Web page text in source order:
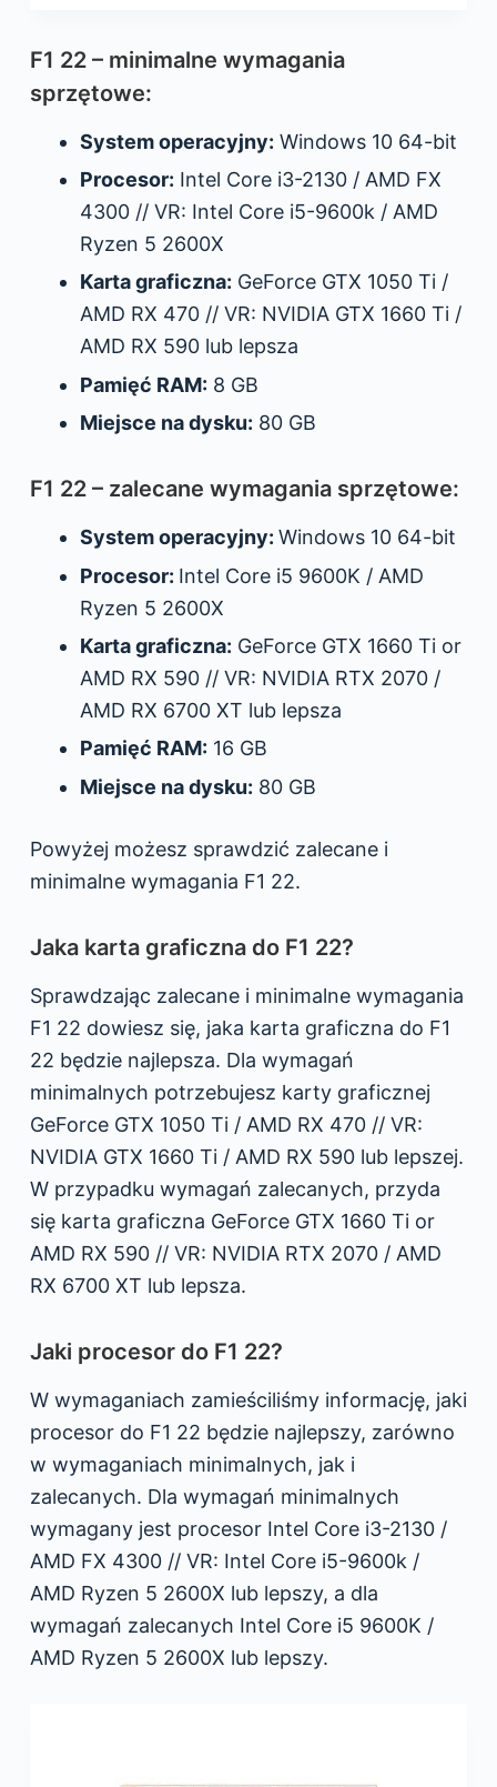
F1 22 – minimalne wymagania
sprzętowe:
System operacyjny: Windows 10 64-bit
Procesor: Intel Core i3-2130 / AMD FX
4300 // VR: Intel Core i5-9600k / AMD
Ryzen 5 2600X
Karta graficzna: GeForce GTX 1050 Ti /
AMD RX 470 // VR: NVIDIA GTX 1660 Ti /
AMD RX 590 lub lepsza
Pamięć RAM: 8 GB
Miejsce na dysku: 80 GB
F1 22 – zalecane wymagania sprzętowe:
System operacyjny: Windows 10 64-bit
Procesor: Intel Core i5 9600K / AMD
Ryzen 5 2600X
Karta graficzna: GeForce GTX 1660 Ti or
AMD RX 590 // VR: NVIDIA RTX 2070 /
AMD RX 6700 XT lub lepsza
Pamięć RAM: 16 GB
Miejsce na dysku: 80 GB
Powyżej możesz sprawdzić zalecane i
minimalne wymagania F1 22.
Jaka karta graficzna do F1 22?
Sprawdzając zalecane i minimalne wymagania
F1 22 dowiesz się, jaka karta graficzna do F1
22 będzie najlepsza. Dla wymagań
minimalnych potrzebujesz karty graficznej
GeForce GTX 1050 Ti / AMD RX 470 // VR:
NVIDIA GTX 1660 Ti / AMD RX 590 lub lepszej.
W przypadku wymagań zalecanych, przyda
się karta graficzna GeForce GTX 1660 Ti or
AMD RX 590 // VR: NVIDIA RTX 2070 / AMD
RX 6700 XT lub lepsza.
Jaki procesor do F1 22?
W wymaganiach zamieściliśmy informację, jaki
procesor do F1 22 będzie najlepszy, zarówno
w wymaganiach minimalnych, jak i
zalecanych. Dla wymagań minimalnych
wymagany jest procesor Intel Core i3-2130 /
AMD FX 4300 // VR: Intel Core i5-9600k /
AMD Ryzen 5 2600X lub lepszy, a dla
wymagań zalecanych Intel Core i5 9600K /
AMD Ryzen 5 2600X lub lepszy.